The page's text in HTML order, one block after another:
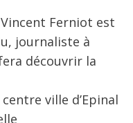
Ferniot est
journaliste à
découvrir la
ville d’Epinal